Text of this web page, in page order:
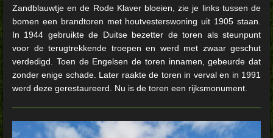
Zandblauwtje en de Rode Klaver bloeien, zie je links tussen de
bomen een brandtoren met houtvesterswoning uit 1905 staan.
In 1944 gebruikte de Duitse bezetter de toren als steunpunt
voor de terugtrekkende troepen en werd met zwaar geschut
verdedigd. Toen de Engelsen de toren innamen, gebeurde dat
zonder enige schade. Later raakte de toren in verval en in 1991
werd deze gerestaureerd. Nu is de toren een rijksmonument.